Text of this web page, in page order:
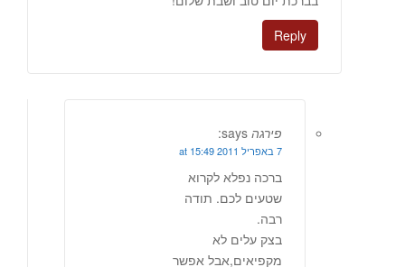
Reply
פירגה says:
7 באפריל 2011 at 15:49
ברכה נפלא לקרוא
שטעים לכם. תודה
רבה.
בצק עלים לא
מקפיאים,אבל אפשר